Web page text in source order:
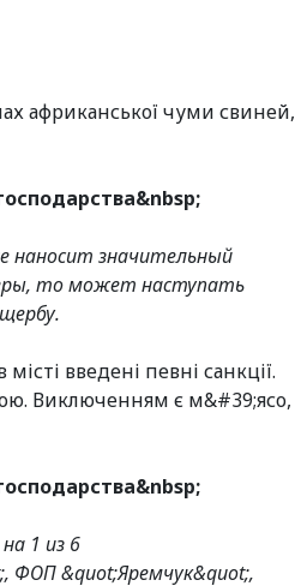
африканської чуми свиней,
наносит значительный
то может наступать
введені певні санкції.
Виключенням є м&#39;ясо,
1 из 6
ФОП &quot;Яремчук&quot;,